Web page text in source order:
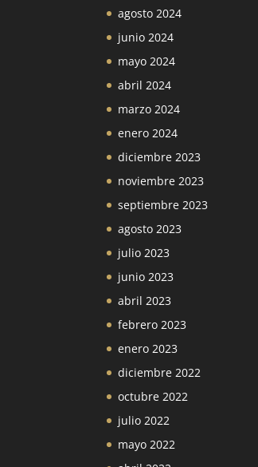
agosto 2024
junio 2024
mayo 2024
abril 2024
marzo 2024
enero 2024
diciembre 2023
noviembre 2023
septiembre 2023
agosto 2023
julio 2023
junio 2023
abril 2023
febrero 2023
enero 2023
diciembre 2022
octubre 2022
julio 2022
mayo 2022